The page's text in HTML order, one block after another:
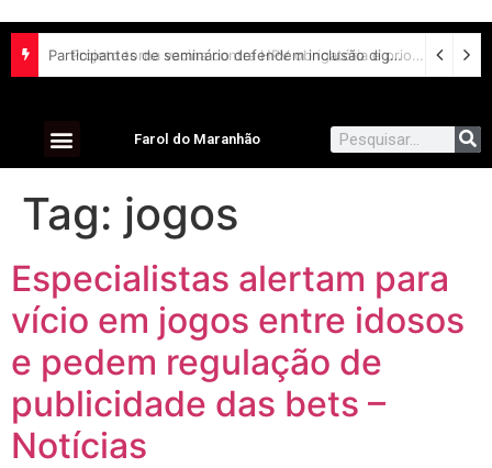
Participantes de seminário defendem inclusão digital e escuta das comunidades para reurbanização de favelas
Farol do Maranhão
Tag: jogos
Especialistas alertam para
vício em jogos entre idosos
e pedem regulação de
publicidade das bets –
Notícias